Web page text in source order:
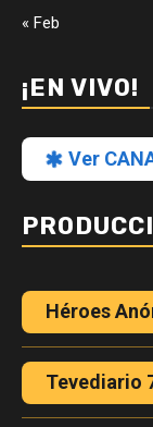
« Feb
¡EN VIVO!
Ver
Héroes
Tevediario